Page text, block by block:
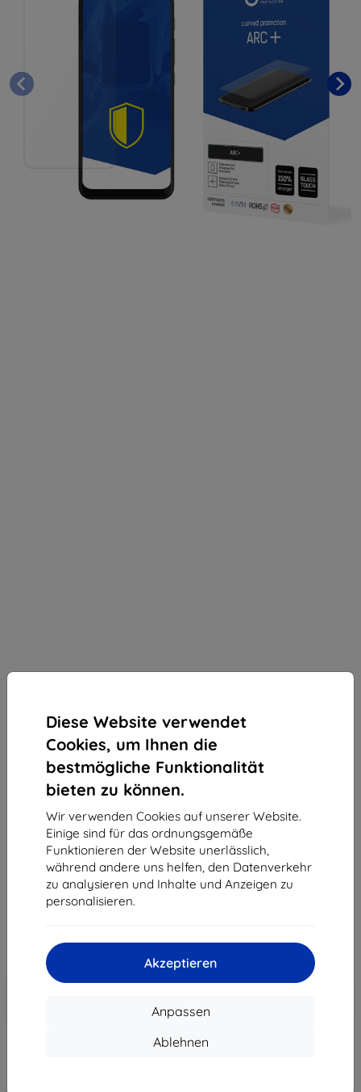
Diese Website verwendet
Cookies, um Ihnen die
bestmögliche Funktionalität
bieten zu können.
Wir verwenden Cookies auf unserer Website.
Einige sind für das ordnungsgemäße
Funktionieren der Website unerlässlich,
während andere uns helfen, den Datenverkehr
zu analysieren und Inhalte und Anzeigen zu
personalisieren.
Akzeptieren
Anpassen
Ablehnen
3MK Schutzfolie ARC+ FS Motorola Moto G10
Fullscreen
Geeignet für: Motorola Moto G10
Produktbeschreibung
11,90 €
ohne MWSt
In den